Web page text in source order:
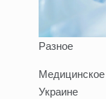
Разное
Медицинское
Украине